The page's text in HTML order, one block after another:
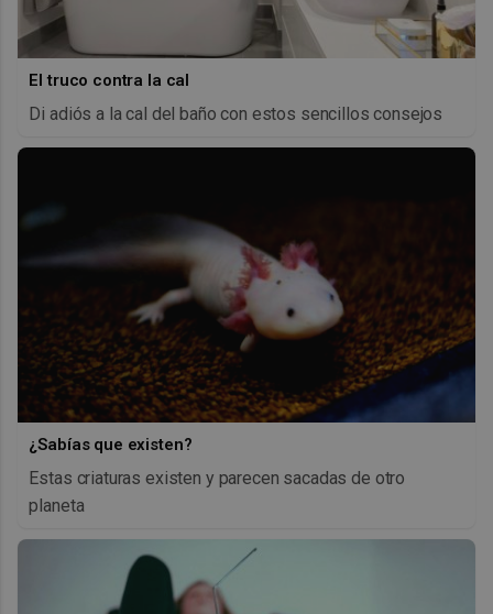
El truco contra la cal
Di adiós a la cal del baño con estos sencillos consejos
¿Sabías que existen?
Estas criaturas existen y parecen sacadas de otro
planeta